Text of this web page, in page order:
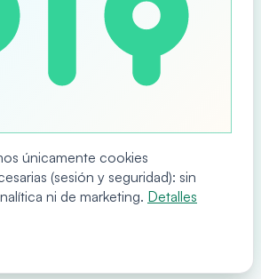
únicamente cookies
(sesión y seguridad): sin
ni de marketing. Detalles